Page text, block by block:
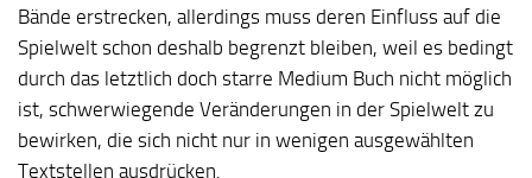
Bände erstrecken, allerdings muss deren Einfluss auf die
Spielwelt schon deshalb begrenzt bleiben, weil es bedingt
durch das letztlich doch starre Medium Buch nicht möglich
ist, schwerwiegende Veränderungen in der Spielwelt zu
bewirken, die sich nicht nur in wenigen ausgewählten
Textstellen ausdrücken.